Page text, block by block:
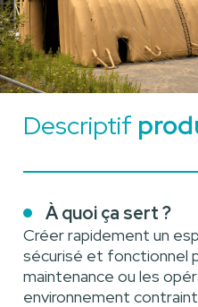
Descriptif
À quoi ça sert ?
Créer rapidement un
sécurisé et fonctionnel
maintenance ou les
environnement